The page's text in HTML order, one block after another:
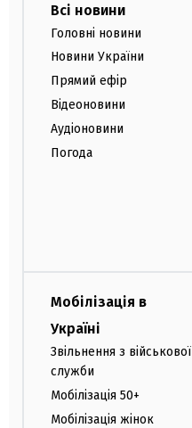
Всі новини
Головні новини
Новини України
Прямий ефір
Відеоновини
Аудіоновини
Погода
Мобілізація в
Україні
Звільнення з військової
служби
Мобілізація 50+
Мобілізація жінок